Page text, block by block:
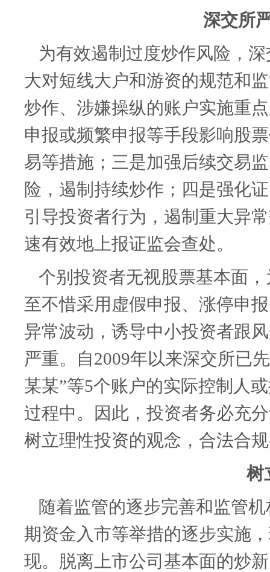
深交所
为有效遏制过度炒作风险，
大对短线大户和游资的规范和
炒作、涉嫌操纵的账户实施重
申报或频繁申报等手段影响股
易等措施；三是加强后续交易
险，遏制持续炒作；四是强化
引导投资者行为，遏制重大异
速有效地上报证监会查处。
个别投资者无视股票基本面
至不惜采用虚假申报、涨停申
异常波动，诱导中小投资者跟
严重。自2009年以来深交所已
某某”等5个账户的实际控制人
过程中。因此，投资者务必充
树立理性投资的观念，合法合
树
随着监管的逐步完善和监管
期资金入市等举措的逐步实施
现。脱离上市公司基本面的炒